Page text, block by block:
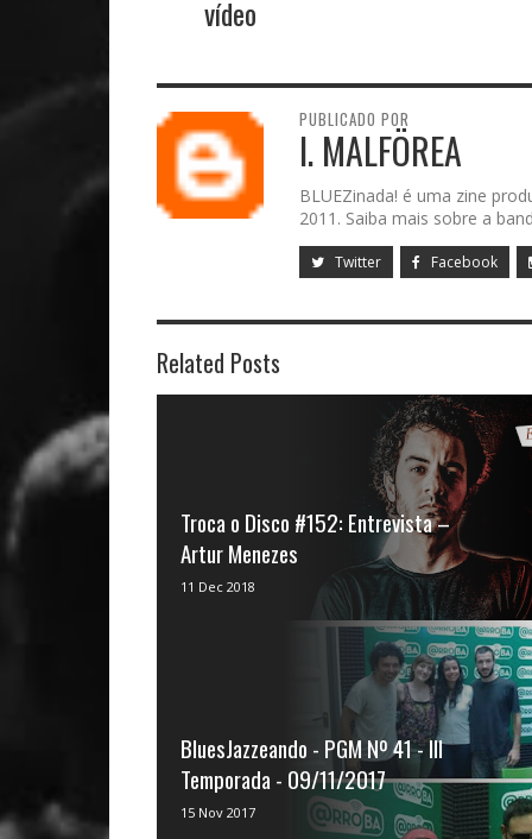
vídeo
PUBLICADO POR
I. MALFÖREA
BLUEZinada! é uma zine
2011. Saiba mais sobre a
Twitter Facebook
Related Posts
Troca o Disco #152: Entrevista –
Artur Menezes
Neste episódio João Paulo , Henrique
Machado e Bruno Hiago batem ...
11 Dec 2018
BluesJazzeando - PGM Nº 41 - III
Temporada - 09/11/2017
Vivi Campos é produtora e apresentadora
do BluesJazzeando O programa
15 Nov 2017